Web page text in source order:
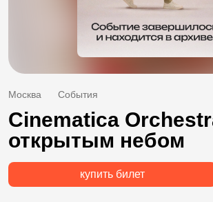
Москва События
Cinematica
открытым небом
купить билет